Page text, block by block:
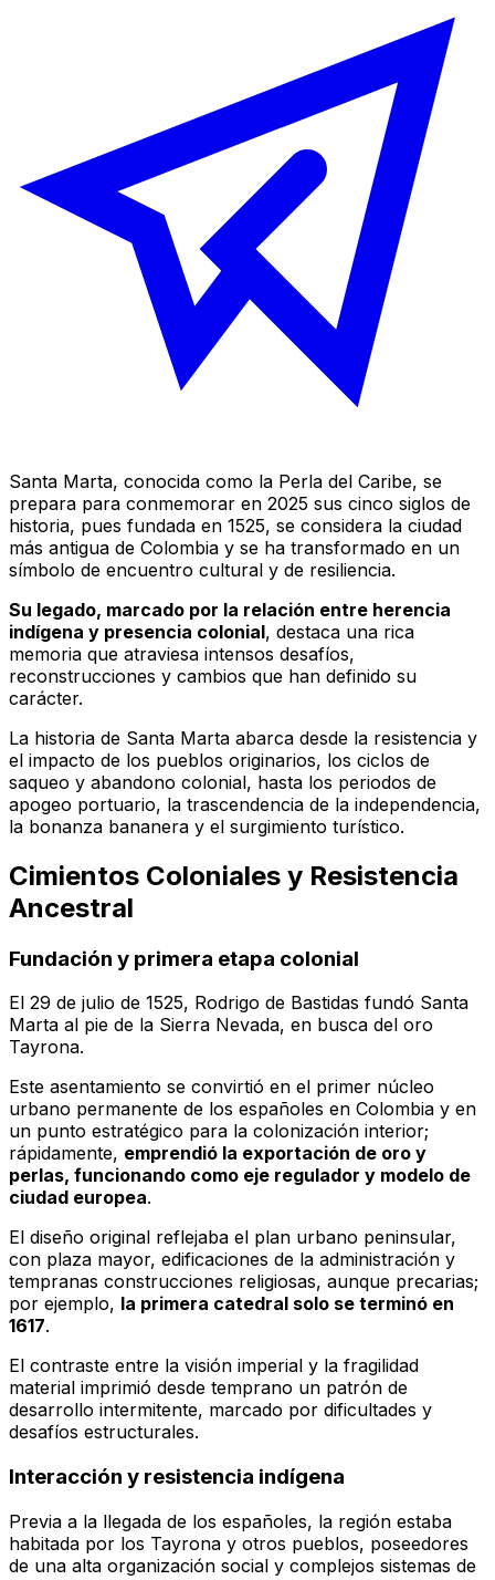
Santa Marta, conocida como la Perla del Caribe, se
prepara para conmemorar en 2025 sus cinco siglos de
historia, pues fundada en 1525, se considera la ciudad
más antigua de Colombia y se ha transformado en un
símbolo de encuentro cultural y de resiliencia.
Su legado, marcado por la relación entre herencia
indígena y presencia colonial, destaca una rica
memoria que atraviesa intensos desafíos,
reconstrucciones y cambios que han definido su
carácter.
La historia de Santa Marta abarca desde la resistencia y
el impacto de los pueblos originarios, los ciclos de
saqueo y abandono colonial, hasta los periodos de
apogeo portuario, la trascendencia de la independencia,
la bonanza bananera y el surgimiento turístico.
Cimientos Coloniales y Resistencia
Ancestral
Fundación y primera etapa colonial
El 29 de julio de 1525, Rodrigo de Bastidas fundó Santa
Marta al pie de la Sierra Nevada, en busca del oro
Tayrona.
Este asentamiento se convirtió en el primer núcleo
urbano permanente de los españoles en Colombia y en
un punto estratégico para la colonización interior;
rápidamente, emprendió la exportación de oro y
perlas, funcionando como eje regulador y modelo de
ciudad europea.
El diseño original reflejaba el plan urbano peninsular,
con plaza mayor, edificaciones de la administración y
tempranas construcciones religiosas, aunque precarias;
por ejemplo, la primera catedral solo se terminó en
1617.
El contraste entre la visión imperial y la fragilidad
material imprimió desde temprano un patrón de
desarrollo intermitente, marcado por dificultades y
desafíos estructurales.
Interacción y resistencia indígena
Previa a la llegada de los españoles, la región estaba
habitada por los Tayrona y otros pueblos, poseedores
de una alta organización social y complejos sistemas de